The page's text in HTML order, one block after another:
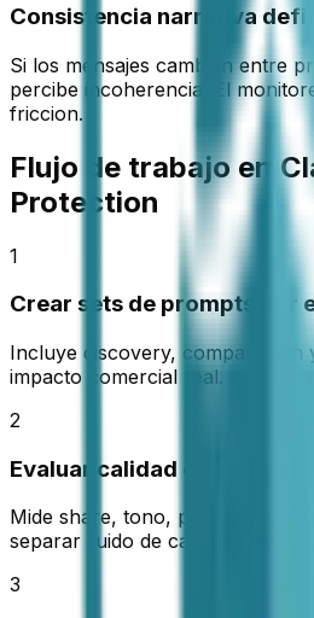
Consistencia narrativa
Si los mensajes cambian entre
percibe incoherencia. El
friccion.
Flujo de trabajo en
Protection
1
Crear sets de prompts por
Incluye discovery, comparacion
impacto comercial real.
2
Evaluar calidad con contexto
Mide share, tono, precision y
separar ruido de cambios
3